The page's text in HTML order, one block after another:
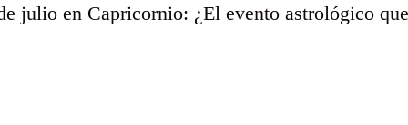
julio en Capricornio: ¿El evento astrológico